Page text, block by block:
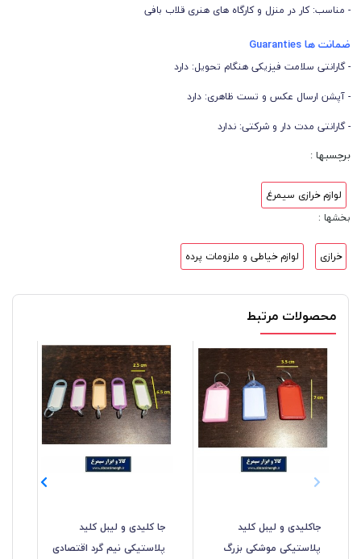
- مناسب: کار در منزل و کارگاه های هنری قلاب بافی
ضمانت ها Guaranties
- گارانتی سلامت فیزیکی هنگام تحویل: دارد
- آپشن ارسال عکس و تست ظاهری: دارد
- گارانتی مدت دار و شرکتی: ندارد
برچسبها :
لوازم خرازی سیمرغ
بخشها :
خرازی لوازم خیاطی و ملزومات پرده
محصولات مرتبط
جاکلیدی و لیبل کلید
پلاستیکی موشکی بزرگ
جا کلیدی و لیبل کلید
پلاستیکی نیم گرد اقتصادی